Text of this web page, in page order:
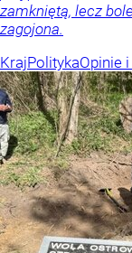
zamkniętą, lecz
zagojona.
KrajPolitykaOpinie